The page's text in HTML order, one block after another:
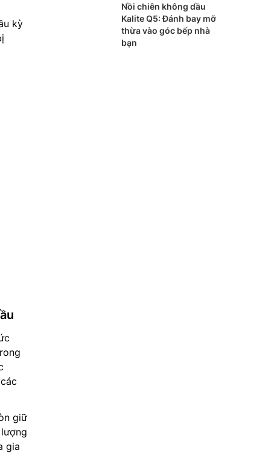
kỳ
giữ
gia
dụng
Nồi chiên không dầu
Kalite Q5: Đánh bay mỡ
thừa vào góc bếp nhà
bạn